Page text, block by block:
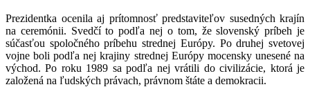
Prezidentka ocenila aj prítomnosť predstaviteľov susedných krajín
na ceremónii. Svedčí to podľa nej o tom, že slovenský príbeh je
súčasťou spoločného príbehu strednej Európy. Po druhej svetovej
vojne boli podľa nej krajiny strednej Európy mocensky unesené na
východ. Po roku 1989 sa podľa nej vrátili do civilizácie, ktorá je
založená na ľudských právach, právnom štáte a demokracii.